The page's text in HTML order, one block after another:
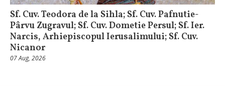
Sf. Cuv. Teodora de la Sihla; Sf. Cuv. Pafnutie-
Pârvu Zugravul; Sf. Cuv. Dometie Persul; Sf. Ier.
Narcis, Arhiepiscopul Ierusalimului; Sf. Cuv.
Nicanor
07 Aug, 2026